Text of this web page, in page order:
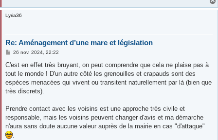
Lyria36
Re: Aménagement d’une mare et législation
M
s
a
g
e
26 nov. 2024, 22:22
C'est en effet très bruyant, on peut comprendre que cela ne plaise pas à
tout le monde ! D'un autre côté les grenouilles et crapauds sont des
espèces menacées qui vivent ou transitent naturellement par là (bien que
très discrets).
Prendre contact avec les voisins est une approche très civile et
responsable, mais les voisins peuvent changer d'avis et ma démarche
n'aura sans doute aucune valeur auprès de la mairie en cas "d'attaque"